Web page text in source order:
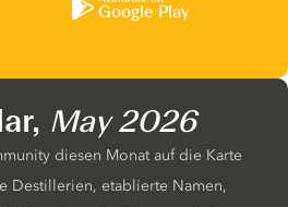
Google Play
May 2026
diesen Monat auf die Karte
Destillerien, etablierte Namen,